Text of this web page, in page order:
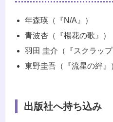
年森瑛（『N/A』）
青波杏（『楊花の歌』）
羽田 圭介（『スクラッ
東野圭吾（『流星の絆』
出版社へ持ち込み